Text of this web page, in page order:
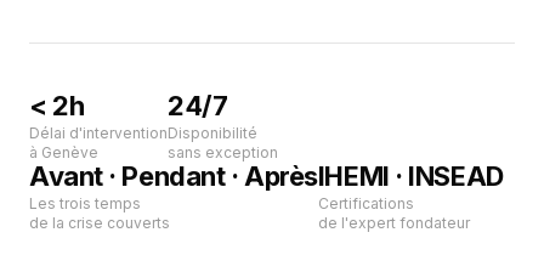
< 2h
Délai d'intervention
à Genève
24/7
Disponibilité
sans exception
Avant · Pendant · Après
Les trois temps
de la crise couverts
IHEMI · INSEAD
Certifications
de l'expert fondateur